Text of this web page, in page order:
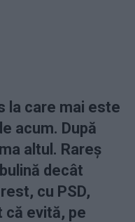
la care mai este
acum. După
altul. Rareș
decât
cu PSD,
că evită, pe